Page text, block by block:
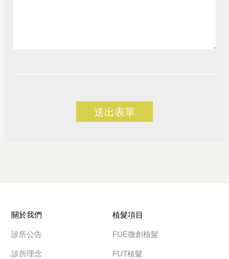
送出表單
關於我們
診所公告
診所理念
植髮項目
FUE微創植髮
FUT植髮